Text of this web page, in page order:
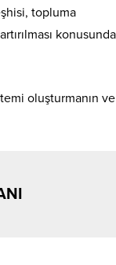
topluma
konusunda
oluşturmanın ve